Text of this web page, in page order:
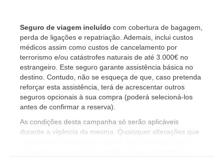
Seguro de viagem incluído com cobertura de bagagem,
perda de ligações e repatriação. Ademais, inclui custos
médicos assim como custos de cancelamento por
terrorismo e/ou catástrofes naturais de até 3.000€ no
estrangeiro. Este seguro garante assistência básica no
destino. Contudo, não se esqueça de que, caso pretenda
reforçar esta assistência, terá de acrescentar outros
seguros opcionais à sua compra (poderá selecioná-los
antes de confirmar a reserva).
As condições desta campanha só serão aplicáveis
durante a vigência da mesma. Quaisquer alterações que